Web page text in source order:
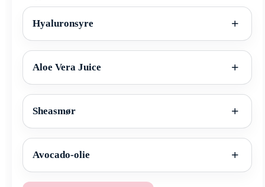
Hyaluronsyre
Aloe Vera Juice
Sheasmør
Avocado-olie